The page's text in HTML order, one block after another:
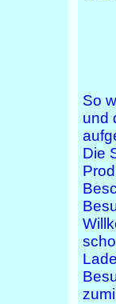
So
und
Die